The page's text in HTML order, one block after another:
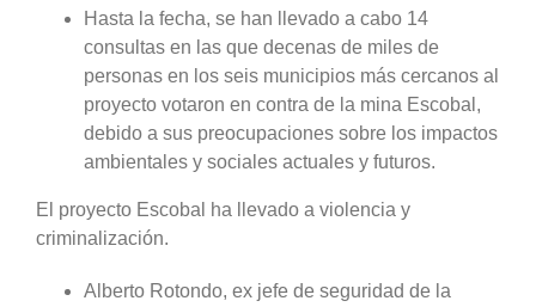
Hasta la fecha, se han llevado a cabo 14
consultas en las que decenas de miles de
personas en los seis municipios más cercanos al
proyecto votaron en contra de la mina Escobal,
debido a sus preocupaciones sobre los impactos
ambientales y sociales actuales y futuros.
El proyecto Escobal ha llevado a violencia y
criminalización.
Alberto Rotondo, ex jefe de seguridad de la